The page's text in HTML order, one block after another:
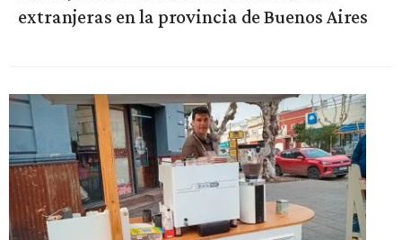
extranjeras en la provincia de Buenos Aires